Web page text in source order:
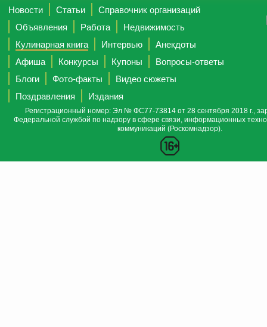
Новости Статьи
Справочник организаций
Объявления
Работа
Недвижимость
Кулинарная книга
Интервью
Анекдоты
Афиша
Конкурсы Купоны
Вопросы-ответы
Блоги
Фото-факты
Видео сюжеты
Поздравления
Издания
Регистрационный номер: Эл № ФС77-73814 от 28 сентября 2018 г.,
Федеральной службой по надзору в сфере связи, информационных
коммуникаций (Роскомнадзор).